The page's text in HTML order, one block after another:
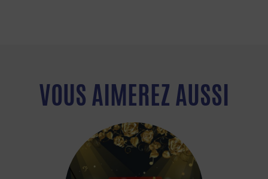
VOUS AIMEREZ AUSSI